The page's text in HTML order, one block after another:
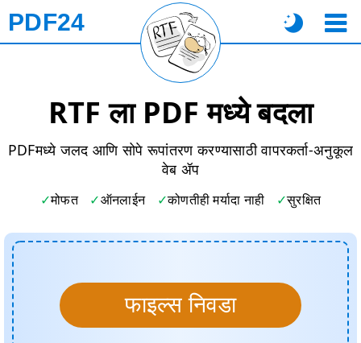
PDF24
RTF ला PDF मध्ये बदला
PDFमध्ये जलद आणि सोपे रूपांतरण करण्यासाठी वापरकर्ता-अनुकूल
वेब ॲप
मोफत ऑनलाईन कोणतीही मर्यादा नाही सुरक्षित
फाइल्स निवडा